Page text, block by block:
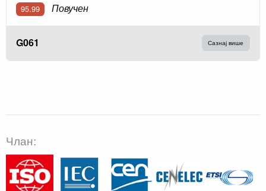
95.99 Повучен
G061 Сазнај више
Члан: